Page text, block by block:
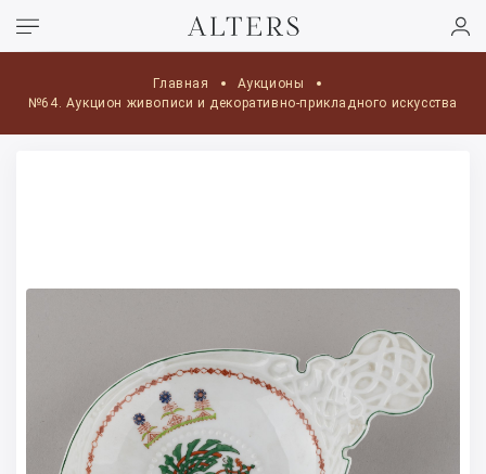
Главная
Аукционы
№64. Аукцион живописи и декоративно-прикладного искусства